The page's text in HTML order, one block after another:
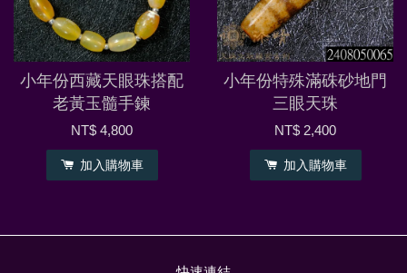
小年份西藏天眼珠搭配
老黃玉髓手鍊
NT$ 4,800
加入購物車
小年份特殊滿硃砂地門
三眼天珠
NT$ 2,400
加入購物車